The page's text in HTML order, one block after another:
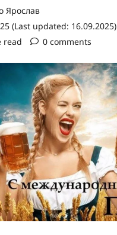
Ярослав
(Last updated: 16.09.2025)
read
0 comments